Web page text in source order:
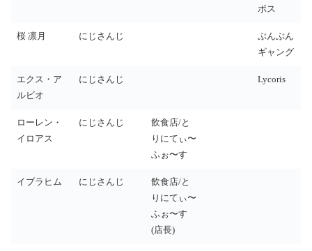
ボス
桜 凛月 にじさんじ
ぶんぶん
ギャング
エクス・ア
ルビオ
にじさんじ Lycoris
ローレン・
イロアス
にじさんじ
飲食店/と
りにてぃ〜
ふぉ〜す
イブラヒム にじさんじ
飲食店/と
りにてぃ〜
ふぉ〜す
(店長)